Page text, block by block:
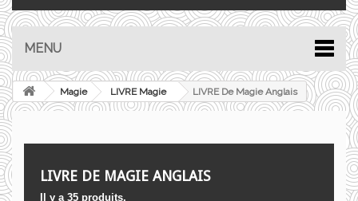
MENU
Magie LIVRE Magie LIVRE De Magie Anglais
LIVRE DE MAGIE ANGLAIS
Il y a 35 produits.